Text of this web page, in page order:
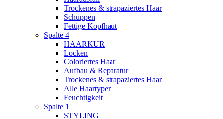
Trockenes & strapaziertes Haar
Schuppen
Fettige Kopfhaut
Spalte 4
HAARKUR
Locken
Coloriertes Haar
Aufbau & Reparatur
Trockenes & strapaziertes Haar
Alle Haartypen
Feuchtigkeit
Spalte 1
STYLING